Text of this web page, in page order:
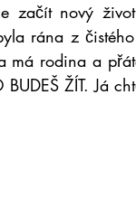
začít nový
rána z
má rodina a
ŽÍT. Já